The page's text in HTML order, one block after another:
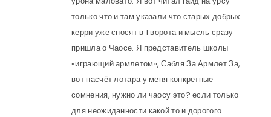
только что и там указали что старых добрых
керри уже сносят в 1 ворота и мысль сразу
пришла о Чаосе. Я представитель школы
«играющий армлетом», Сабля За Армлет За,
вот насчёт лотара у меня конкретные
сомнения, нужно ли чаосу это? если только
для неожиданности какой то и дорогого